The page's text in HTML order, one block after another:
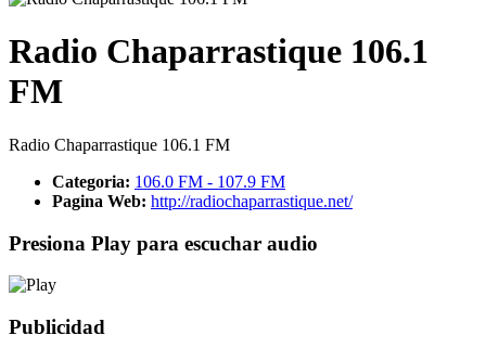
Radio Chaparrastique 106.1
FM
Radio Chaparrastique 106.1 FM
Categoria: 106.0 FM - 107.9 FM
Pagina Web: http://radiochaparrastique.net/
Presiona Play para escuchar audio
Publicidad